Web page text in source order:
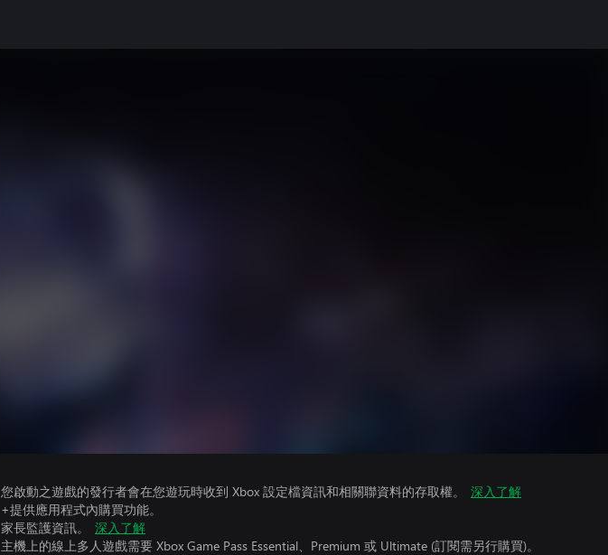
您啟動之遊戲的發行者會在您遊玩時收到 Xbox 設定檔資訊和相關聯資料的存取權。
深入了解
+提供應用程式內購買功能。
家長監護資訊。
深入了解
主機上的線上多人遊戲需要 Xbox Game Pass Essential、Premium 或 Ultimate (訂閱需另行購買)。